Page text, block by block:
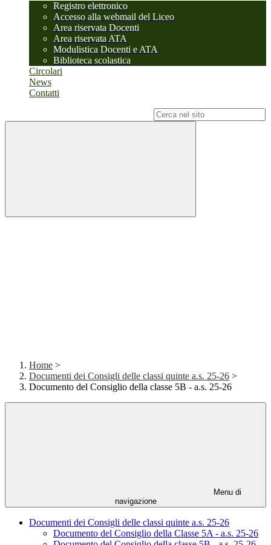
Registro elettronico
Accesso alla webmail del Liceo
Area riservata Docenti
Area riservata ATA
Modulistica Docenti e ATA
Biblioteca scolastica
Circolari
News
Contatti
Home >
Documenti dei Consigli delle classi quinte a.s. 25-26 >
Documento del Consiglio della classe 5B - a.s. 25-26
Menu di
navigazione
Documenti dei Consigli delle classi quinte a.s. 25-26
Documento del Consiglio della Classe 5A - a.s. 25-26